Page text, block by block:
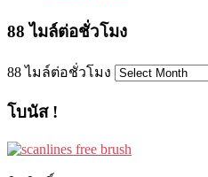
88 ไมล์ต่อชั่วโมง
88 ไมล์ต่อชั่วโมง
โบนัส !